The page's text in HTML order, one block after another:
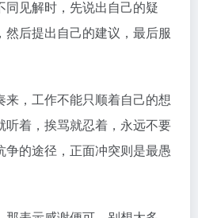
同见解时，先说出自己的疑
然后提出自己的建议，最后服
来，工作不能只顺着自己的想
听着，挨骂就忍着，永远不要
争的途径，正面冲突则是最愚